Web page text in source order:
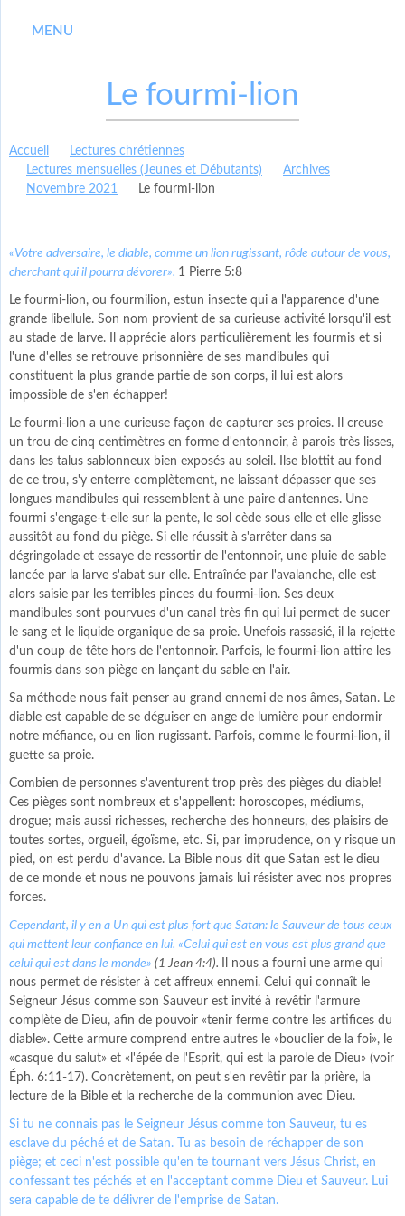
MENU
Le fourmi-lion
Accueil
Lectures chrétiennes
Lectures mensuelles (Jeunes et Débutants)
Archives
Novembre 2021
Le fourmi-lion
«Votre adversaire, le diable, comme un lion rugissant, rôde autour de vous,
cherchant qui il pourra dévorer». 1 Pierre 5:8
Le fourmi-lion, ou fourmilion, estun insecte qui a l'apparence d'une
grande libellule. Son nom provient de sa curieuse activité lorsqu'il est
au stade de larve. Il apprécie alors particulièrement les fourmis et si
l'une d'elles se retrouve prisonnière de ses mandibules qui
constituent la plus grande partie de son corps, il lui est alors
impossible de s'en échapper!
Le fourmi-lion a une curieuse façon de capturer ses proies. Il creuse
un trou de cinq centimètres en forme d'entonnoir, à parois très lisses,
dans les talus sablonneux bien exposés au soleil. Ilse blottit au fond
de ce trou, s'y enterre complètement, ne laissant dépasser que ses
longues mandibules qui ressemblent à une paire d'antennes. Une
fourmi s'engage-t-elle sur la pente, le sol cède sous elle et elle glisse
aussitôt au fond du piège. Si elle réussit à s'arrêter dans sa
dégringolade et essaye de ressortir de l'entonnoir, une pluie de sable
lancée par la larve s'abat sur elle. Entraînée par l'avalanche, elle est
alors saisie par les terribles pinces du fourmi-lion. Ses deux
mandibules sont pourvues d'un canal très fin qui lui permet de sucer
le sang et le liquide organique de sa proie. Unefois rassasié, il la rejette
d'un coup de tête hors de l'entonnoir. Parfois, le fourmi-lion attire les
fourmis dans son piège en lançant du sable en l'air.
Sa méthode nous fait penser au grand ennemi de nos âmes, Satan. Le
diable est capable de se déguiser en ange de lumière pour endormir
notre méfiance, ou en lion rugissant. Parfois, comme le fourmi-lion, il
guette sa proie.
Combien de personnes s'aventurent trop près des pièges du diable!
Ces pièges sont nombreux et s'appellent: horoscopes, médiums,
drogue; mais aussi richesses, recherche des honneurs, des plaisirs de
toutes sortes, orgueil, égoïsme, etc. Si, par imprudence, on y risque un
pied, on est perdu d'avance. La Bible nous dit que Satan est le dieu
de ce monde et nous ne pouvons jamais lui résister avec nos propres
forces.
Cependant, il y en a Un qui est plus fort que Satan: le Sauveur de tous ceux
qui mettent leur confiance en lui. «Celui qui est en vous est plus grand que
celui qui est dans le monde» (1 Jean 4:4).
Il nous a fourni une arme qui
nous permet de résister à cet affreux ennemi. Celui qui connaît le
Seigneur Jésus comme son Sauveur est invité à revêtir l'armure
complète de Dieu, afin de pouvoir «tenir ferme contre les artifices du
diable». Cette armure comprend entre autres le «bouclier de la foi», le
«casque du salut» et «l'épée de l'Esprit, qui est la parole de Dieu» (voir
Éph. 6:11-17). Concrètement, on peut s'en revêtir par la prière, la
lecture de la Bible et la recherche de la communion avec Dieu.
Si tu ne connais pas le Seigneur Jésus comme ton Sauveur, tu es
esclave du péché et de Satan. Tu as besoin de réchapper de son
piège; et ceci n'est possible qu'en te tournant vers Jésus Christ, en
confessant tes péchés et en l'acceptant comme Dieu et Sauveur. Lui
sera capable de te délivrer de l'emprise de Satan.